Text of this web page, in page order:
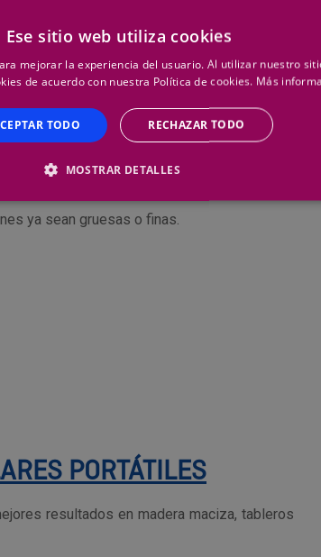
SERRUCHOS MULTIUSO
ya sean gruesas o finas.
PORTÁTILES
resultados en madera maciza, tableros
Ese sitio web utiliza cookies
mejorar la experiencia del usuario. Al utilizar nuestro
de acuerdo con nuestra Política de cookies. Más
TODO RECHAZAR TODO
MOSTRAR DETALLES